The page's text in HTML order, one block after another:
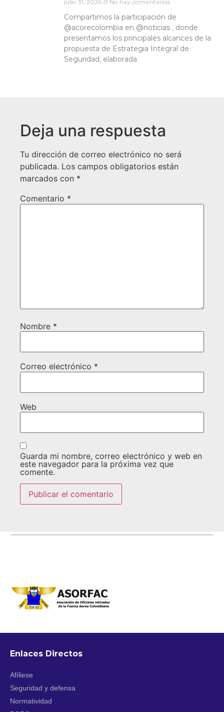
julio 31, 2026 No hay comentarios
Compartimos la participación de
‪@acorecolombia‬ en ‪@noticias‬ , donde
presentamos los principales alcances de la
propuesta de Estrategia Integral de
Seguridad, elaborada
Deja una respuesta
Tu dirección de correo electrónico no será
publicada. Los campos obligatorios están
marcados con *
Comentario *
Nombre *
Correo electrónico *
Web
Guarda mi nombre, correo electrónico y web en
este navegador para la próxima vez que
comente.
Enlaces Directos
Afíliese
Seguridad y defensa
Normatividad